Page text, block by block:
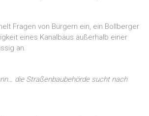
Fragen von Bürgern ein, ein Bollberger
eines Kanalbaus außerhalb einer
an.
die Straßenbaubehörde sucht nach